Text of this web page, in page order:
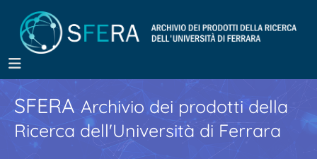
SFERA Archivio dei prodotti della
Ricerca dell'Università di Ferrara